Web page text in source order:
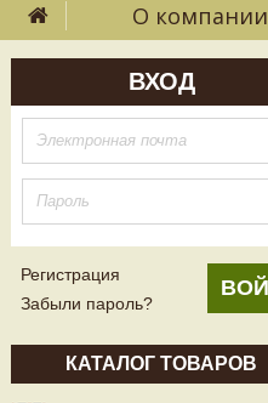
О компании
ВХОД
Регистрация
Забыли пароль?
КАТАЛОГ ТОВАРОВ